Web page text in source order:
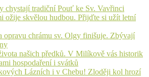
chystají tradiční Pouť ke Sv. Vavřinci
ožije skvělou hudbou. Přijďte si užít letní
opravu chrámu sv. Olgy finišuje. Zbývají
našich předků. V Milíkově vás historik
hospodaření i svátků
Lázních i v Chebu! Zloději kol hrozí